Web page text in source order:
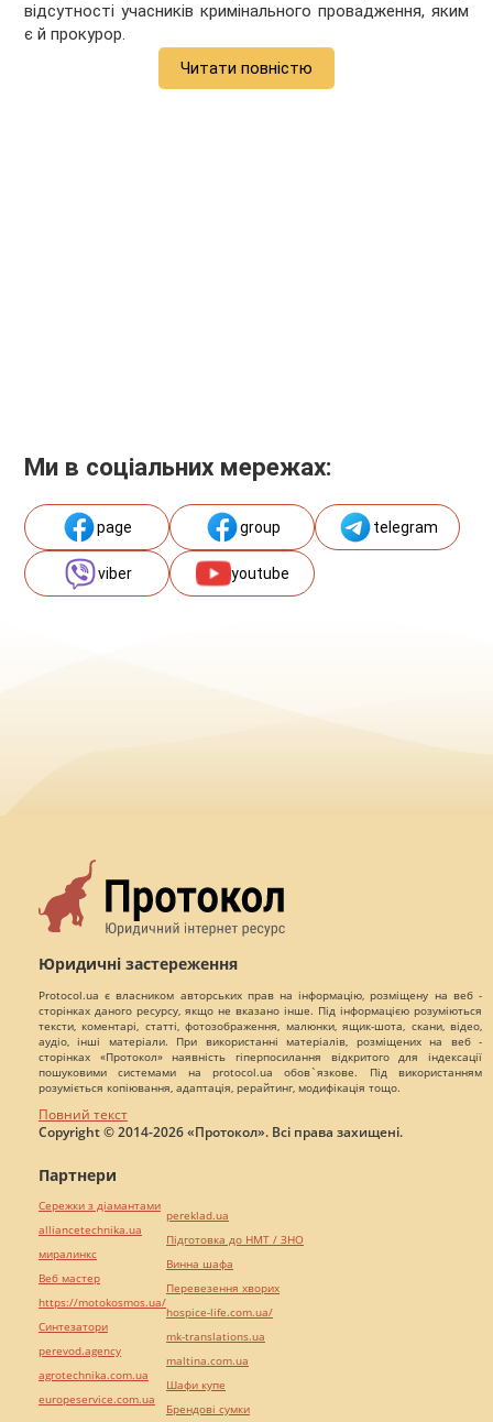
відсутності учасників кримінального провадження, яким
є й прокурор.
Читати повністю
Ми в соціальних мережах:
page group telegram
viber youtube
Юридичні застереження
Protocol.ua є власником авторських прав на інформацію, розміщену на веб -
сторінках даного ресурсу, якщо не вказано інше. Під інформацією розуміються
тексти, коментарі, статті, фотозображення, малюнки, ящик-шота, скани, відео,
аудіо, інші матеріали. При використанні матеріалів, розміщених на веб -
сторінках «Протокол» наявність гіперпосилання відкритого для індексації
пошуковими системами на protocol.ua обов`язкове. Під використанням
розуміється копіювання, адаптація, рерайтинг, модифікація тощо.
Повний текст
Copyright © 2014-2026 «Протокол». Всі права захищені.
Партнери
Сережки з діамантами
alliancetechnika.ua
миралинкс
Веб мастер
https://motokosmos.ua/
Синтезатори
perevod.agency
agrotechnika.com.ua
europeservice.com.ua
pereklad.ua
Підготовка до НМТ / ЗНО
Винна шафа
Перевезення хворих
hospice-life.com.ua/
mk-translations.ua
maltina.com.ua
Шафи купе
Брендові сумки